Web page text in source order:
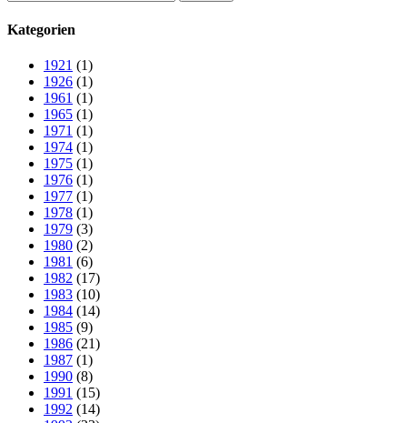
nach:
Kategorien
1921 (1)
1926 (1)
1961 (1)
1965 (1)
1971 (1)
1974 (1)
1975 (1)
1976 (1)
1977 (1)
1978 (1)
1979 (3)
1980 (2)
1981 (6)
1982 (17)
1983 (10)
1984 (14)
1985 (9)
1986 (21)
1987 (1)
1990 (8)
1991 (15)
1992 (14)